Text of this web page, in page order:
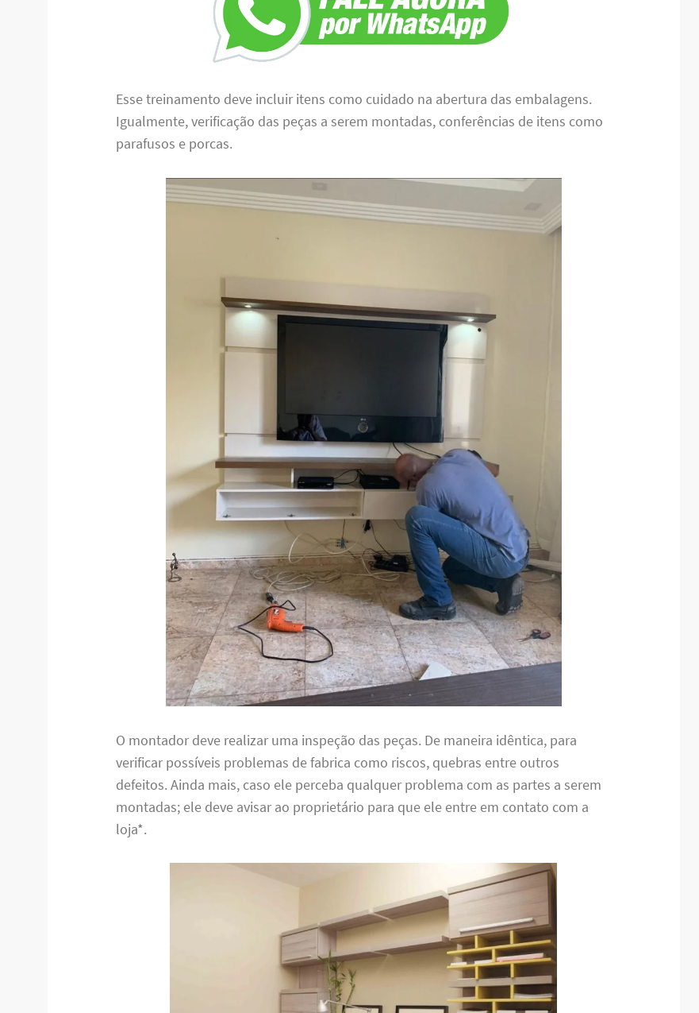
Esse treinamento deve incluir itens como cuidado na abertura das embalagens.
Igualmente, verificação das peças a serem montadas, conferências de itens como
parafusos e porcas.
O montador deve realizar uma inspeção das peças. De maneira idêntica, para
verificar possíveis problemas de fabrica como riscos, quebras entre outros
defeitos. Ainda mais, caso ele perceba qualquer problema com as partes a serem
montadas; ele deve avisar ao proprietário para que ele entre em contato com a
loja*.